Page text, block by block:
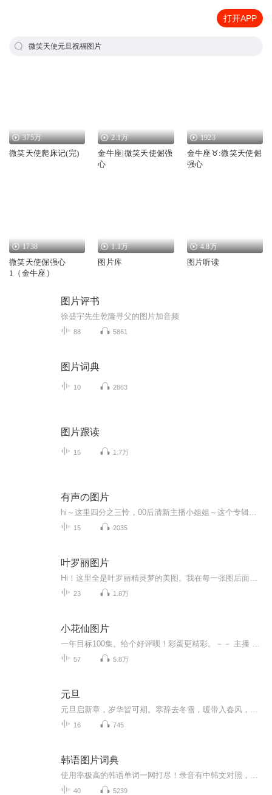
打开APP
微笑天使元旦祝福图片
375万
微笑天使爬床记(完)
2.1万
金牛座|微笑天使倔强
心
1923
金牛座♉️:微笑天使倔
强心
1738
微笑天使倔强心
1（金牛座）
1.1万
图片库
4.8万
图片听读
图片评书
徐盛宇先生乾隆寻父的图片加音频
88 5861
图片词典
10 2863
图片跟读
15 1.7万
有声の图片
15 2035
叶罗丽图片
23 1.8万
小花仙图片
57 5.8万
元旦
16 745
韩语图片词典
40 5239